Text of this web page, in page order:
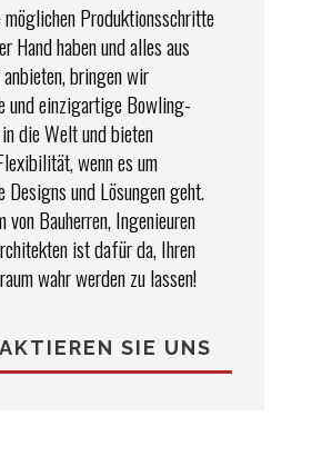
Produktionsschritte
Hand haben und alles aus
bringen wir
und einzigartige Bowling-
die Welt und bieten
wenn es um
Designs und Lösungen geht.
von Bauherren, Ingenieuren
ist dafür da, Ihren
wahr werden zu lassen!
SIE UNS